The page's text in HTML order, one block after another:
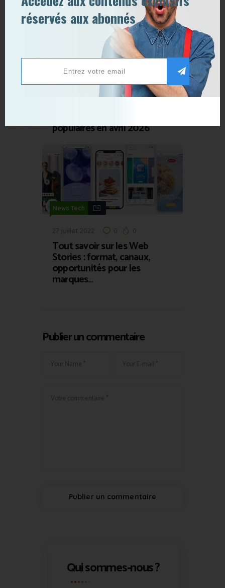
News Tech
0
populaires en avril 2026
News Tech
27 juillet 2022 0 0
Tout savoir sur les Web
Stories : format, canaux,
opportunités pour les
marques…
Publier un commentaire
Qui sommes-nous ?
réservés aux abonnés